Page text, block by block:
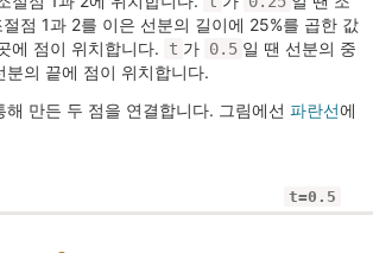
점 1과 2를 이은 선분의 길이에 25%를 곱한 값
에 점이 위치합니다.
t 가 0.5 일 땐 선분의 중
분의 끝에 점이 위치합니다.
해 만든 두 점을 연결합니다. 그림에선 파란선에
t=0.5